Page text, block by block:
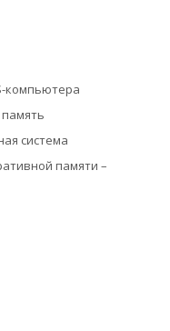
компьютера
система
памяти –